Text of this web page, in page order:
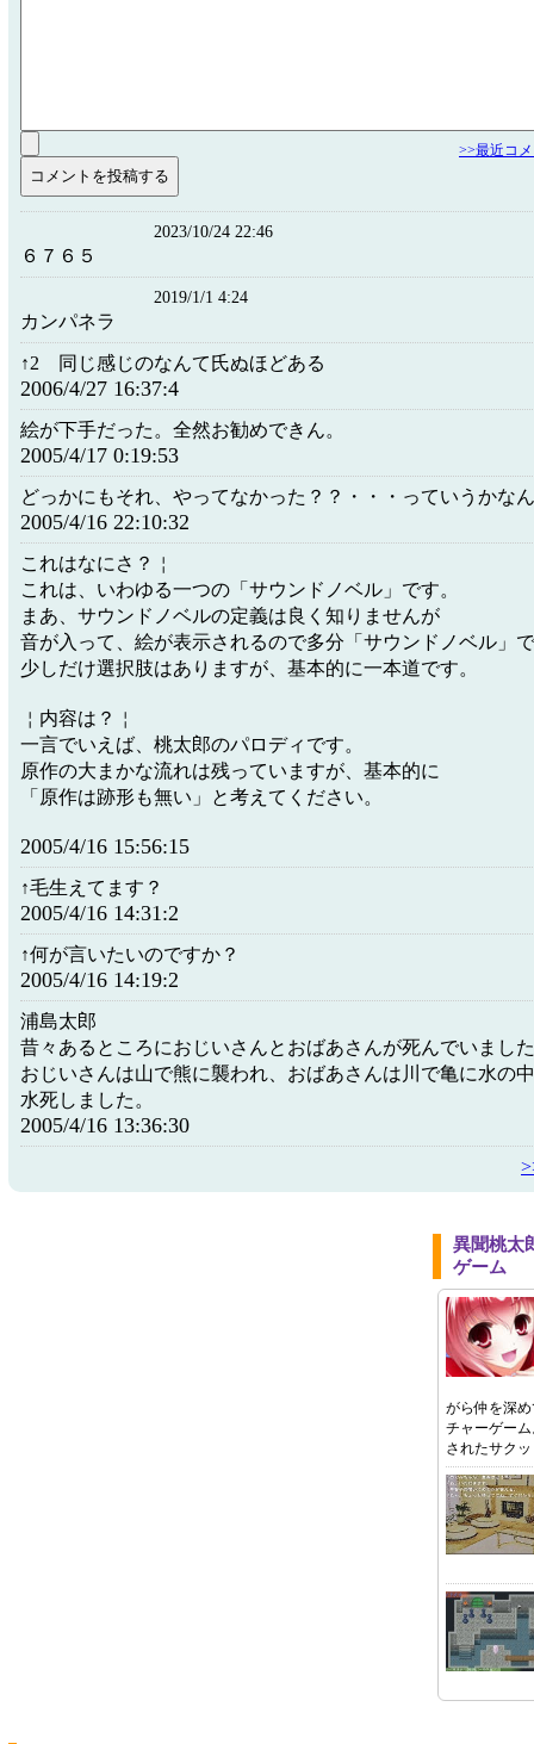
>>最近コ
2023/10/24 22:46
６７６５
2019/1/1 4:24
カンパネラ
↑2 同じ感じのなんて氏ぬほどある
2006/4/27 16:37:4
絵が下手だった。全然お勧めできん。
2005/4/17 0:19:53
どっかにもそれ、やってなかった？？・・・っていうかな
2005/4/16 22:10:32
これはなにさ？￤
これは、いわゆる一つの「サウンドノベル」です。
まあ、サウンドノベルの定義は良く知りませんが
音が入って、絵が表示されるので多分「サウンドノベル」
少しだけ選択肢はありますが、基本的に一本道です。
￤内容は？￤
一言でいえば、桃太郎のパロディです。
原作の大まかな流れは残っていますが、基本的に
「原作は跡形も無い」と考えてください。
2005/4/16 15:56:15
↑毛生えてます？
2005/4/16 14:31:2
↑何が言いたいのですか？
2005/4/16 14:19:2
浦島太郎
昔々あるところにおじいさんとおばあさんが死んでいまし
おじいさんは山で熊に襲われ、おばあさんは川で亀に水の
水死しました。
2005/4/16 13:36:30
異聞桃太
ゲーム
がら仲を深
チャーゲー
されたサク